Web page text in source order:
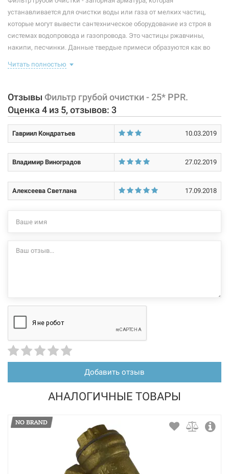
Материал крышки фильтра: латунь
Материал сетки: нержавеющая сталь
Вид подсоединения: внутренняя/внутренняя
устанавливается для очистки воды или газа от мелких частиц,
которые могут вывести сантехническое оборудование из строя в
системах водопровода и газопровода. Это частицы ржавчины,
накипи, песчинки. Данные твердые примеси образуются как во
загрязнение каналов является одной из самых главных причин
Характеристики и конфигурация изделия, а также комплектация
товара могут изменяться производителем без уведомления. За
внесенные производителем изменения, магазин ответственности
не несет.
Читать полностью
Отзывы Фильтр грубой очистки - 25* PPR.
Оценка 4 из 5, отзывов: 3
Гавриил Кондратьев 10.03.2019
Владимир Виноградов 27.02.2019
Алексеева Светлана 17.09.2018
Добавить отзыв
АНАЛОГИЧНЫЕ ТОВАРЫ